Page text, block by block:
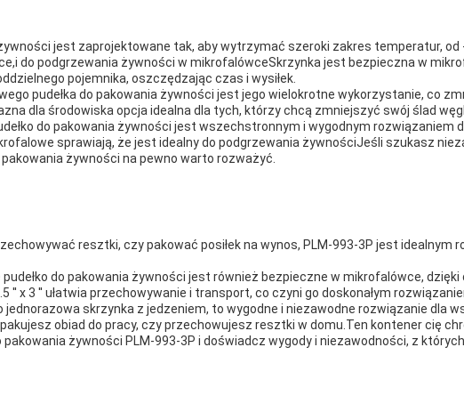
jest zaprojektowane tak, aby wytrzymać szeroki zakres temperatur, od
do podgrzewania żywności w mikrofalówceSkrzynka jest bezpieczna w
pojemnika, oszczędzając czas i wysiłek.
pudełka do pakowania żywności jest jego wielokrotne wykorzystanie, co
dla środowiska opcja idealna dla tych, którzy chcą zmniejszyć swój ślad
do pakowania żywności jest wszechstronnym i wygodnym rozwiązaniem
sprawiają, że jest idealny do podgrzewania żywnościJeśli szukasz
żywności na pewno warto rozważyć.
resztki, czy pakować posiłek na wynos, PLM-993-3P jest
do pakowania żywności jest również bezpieczne w mikrofalówce,
x 3 ′′ ułatwia przechowywanie i transport, co czyni go doskonałym
jednorazowa skrzynka z jedzeniem, to wygodne i niezawodne rozwiązanie dla
obiad do pracy, czy przechowujesz resztki w domu.Ten kontener cię
żywności PLM-993-3P i doświadcz wygody i niezawodności, z których